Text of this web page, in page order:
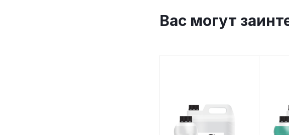
Вас могут